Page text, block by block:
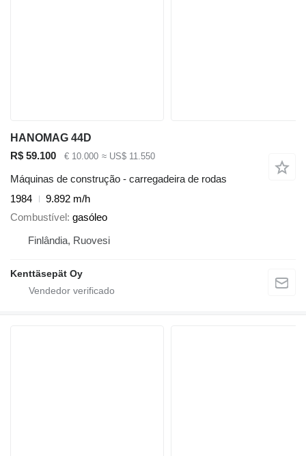
HANOMAG 44D
R$ 59.100
€ 10.000 ≈ US$ 11.550
Máquinas de construção - carregadeira de rodas
1984
9.892 m/h
Combustível gasóleo
Finlândia, Ruovesi
Kenttäsepät Oy